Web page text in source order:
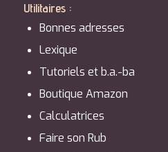
Utilitaires :
Bonnes adresses
Lexique
Tutoriels et b.a.-ba
Boutique Amazon
Calculatrices
Faire son Rub